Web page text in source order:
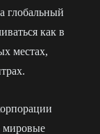
глобальный
как в
местах,
мировые